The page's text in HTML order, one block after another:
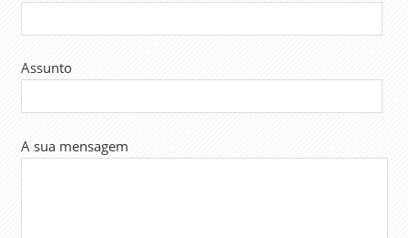
Assunto
A sua mensagem